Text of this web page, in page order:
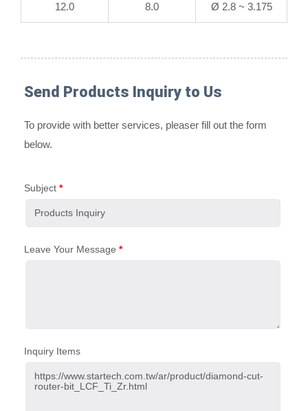
Ø 2.8 ~ 3.175
8.0
12.0